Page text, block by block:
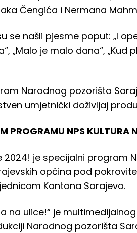
Čengića i Nermana
se našli pjesme poput: „I
„Malo je malo dana“, „Kud
Narodnog pozorišta
umjetnički doživljaj
PROGRAMU NPS KULTURA
2024! je specijalni program
općina pod
Kantona Sarajevo.
na ulice!“ je
Narodnog pozorišta